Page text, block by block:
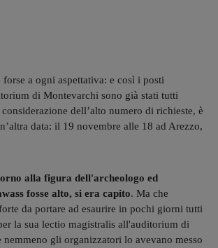
forse a ogni aspettativa: e così i posti
di Montevarchi sono già stati tutti
dell’alto numero di richieste, è
data: il 19 novembre alle 18 ad Arezzo,
alla figura dell'archeologo ed
fosse alto, si era capito. Ma che
da portare ad esaurire in pochi giorni tutti
la sua lectio magistralis all'auditorium di
gli organizzatori lo avevano messo